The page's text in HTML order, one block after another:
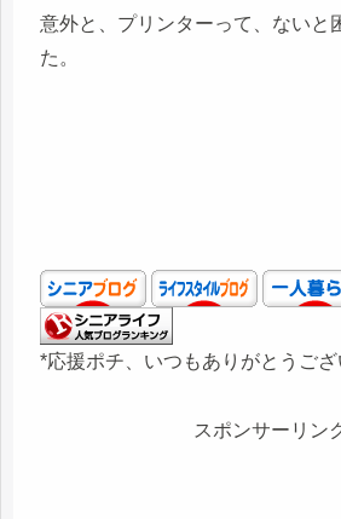
意外と、プリンターって、ないと
た。
*応援ポチ、いつもありがとうござ
スポンサーリン